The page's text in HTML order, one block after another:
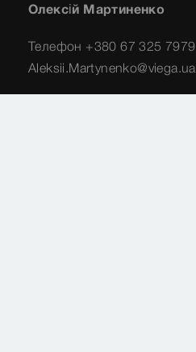
Олексій Мартиненко
Телефон +380 67 325 7979
Aleksii.Martynenko@viega.ua